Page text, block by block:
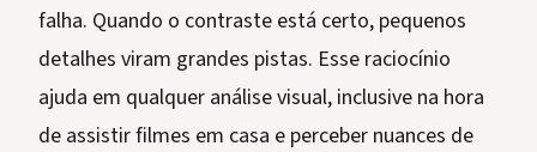
falha. Quando o contraste está certo, pequenos
detalhes viram grandes pistas. Esse raciocínio
ajuda em qualquer análise visual, inclusive na hora
de assistir filmes em casa e perceber nuances de